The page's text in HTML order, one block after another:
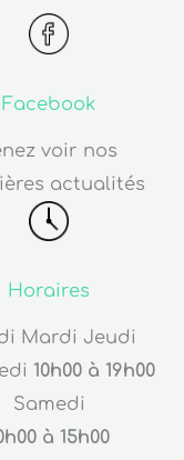
Facebook
voir nos
actualités
Horaires
Mardi Jeudi
10h00 à 19h00
Samedi
à 15h00